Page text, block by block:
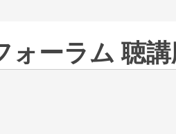
ーラム 聴